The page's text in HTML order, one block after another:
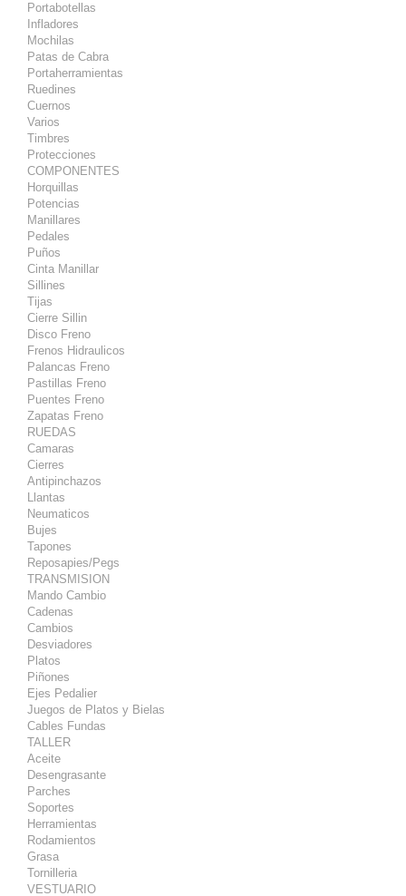
Portabotellas
Infladores
Mochilas
Patas de Cabra
Portaherramientas
Ruedines
Cuernos
Varios
Timbres
Protecciones
COMPONENTES
Horquillas
Potencias
Manillares
Pedales
Puños
Cinta Manillar
Sillines
Tijas
Cierre Sillin
Disco Freno
Frenos Hidraulicos
Palancas Freno
Pastillas Freno
Puentes Freno
Zapatas Freno
RUEDAS
Camaras
Cierres
Antipinchazos
Llantas
Neumaticos
Bujes
Tapones
Reposapies/Pegs
TRANSMISION
Mando Cambio
Cadenas
Cambios
Desviadores
Platos
Piñones
Ejes Pedalier
Juegos de Platos y Bielas
Cables Fundas
TALLER
Aceite
Desengrasante
Parches
Soportes
Herramientas
Rodamientos
Grasa
Tornilleria
VESTUARIO